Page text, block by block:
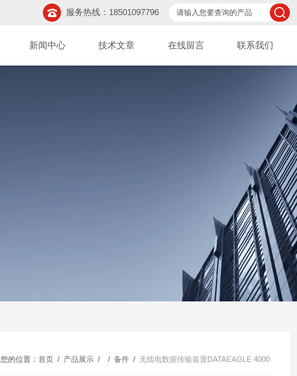
服务热线：18501097796
新闻中心 技术文章 在线留言 联系我们
您的位置： 首页 / 产品展示 / / 备件 / 无线电数据传输装置DATAEAGLE 4000